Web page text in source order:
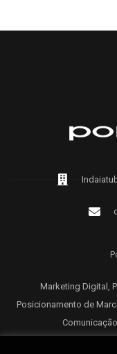
Marketing Digital,
Posicionamento de